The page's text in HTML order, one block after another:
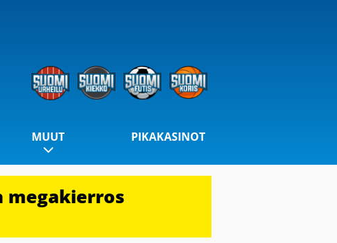
MUUT PIKAKASINOT
megakierros